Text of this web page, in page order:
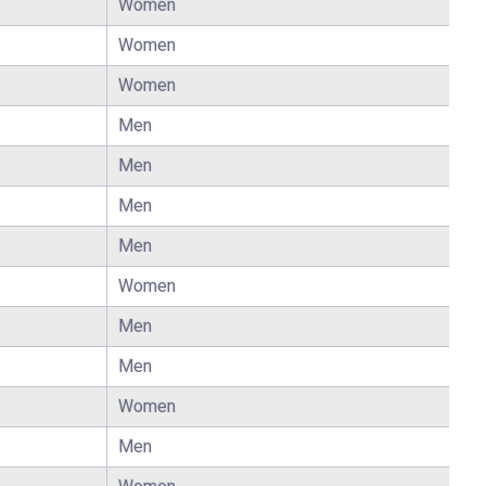
Women
Women
Women
Men
Men
Men
Men
Women
Men
Men
Women
Men